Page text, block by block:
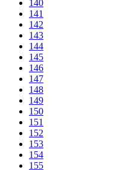
140
141
142
143
144
145
146
147
148
149
150
151
152
153
154
155